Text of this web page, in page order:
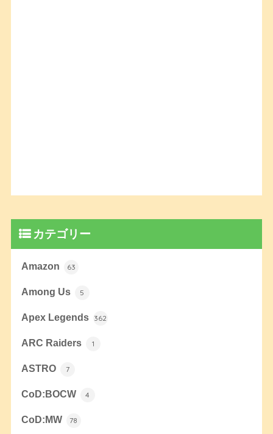
カテゴリー
Amazon 63
Among Us 5
Apex Legends 362
ARC Raiders 1
ASTRO 7
CoD:BOCW 4
CoD:MW 78